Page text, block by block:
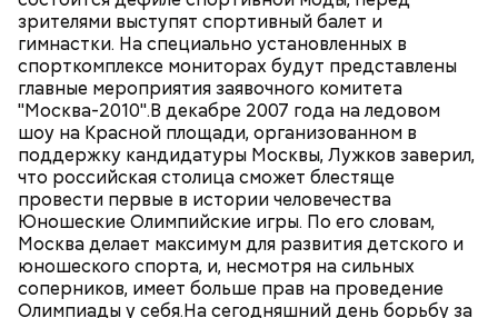
зрителями выступят спортивный балет и
гимнастки. На специально установленных в
спорткомплексе мониторах будут представлены
главные мероприятия заявочного комитета
"Москва-2010".В декабре 2007 года на ледовом
шоу на Красной площади, организованном в
поддержку кандидатуры Москвы, Лужков заверил,
что российская столица сможет блестяще
провести первые в истории человечества
Юношеские Олимпийские игры. По его словам,
Москва делает максимум для развития детского и
юношеского спорта, и, несмотря на сильных
соперников, имеет больше прав на проведение
Олимпиады у себя.На сегодняшний день борьбу за